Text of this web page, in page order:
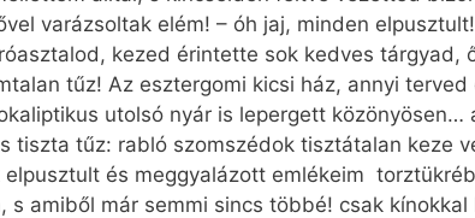
varázsoltak elém! – óh jaj, minden
kezed érintette sok kedves tárgyad,
tűz! Az esztergomi kicsi ház, annyi
utolsó nyár is lepergett közönyösen…
tiszta tűz: rabló szomszédok tisztátalan keze
és meggyalázott emlékeim
s amiből már semmi sincs többé! csak